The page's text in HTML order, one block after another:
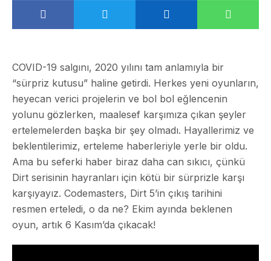
COVID-19 salgını, 2020 yılını tam anlamıyla bir
“sürpriz kutusu” haline getirdi. Herkes yeni oyunların,
heyecan verici projelerin ve bol bol eğlencenin
yolunu gözlerken, maalesef karşımıza çıkan şeyler
ertelemelerden başka bir şey olmadı. Hayallerimiz ve
beklentilerimiz, erteleme haberleriyle yerle bir oldu.
Ama bu seferki haber biraz daha can sıkıcı, çünkü
Dirt serisinin hayranları için kötü bir sürprizle karşı
karşıyayız. Codemasters, Dirt 5’in çıkış tarihini
resmen erteledi, o da ne? Ekim ayında beklenen
oyun, artık 6 Kasım’da çıkacak!